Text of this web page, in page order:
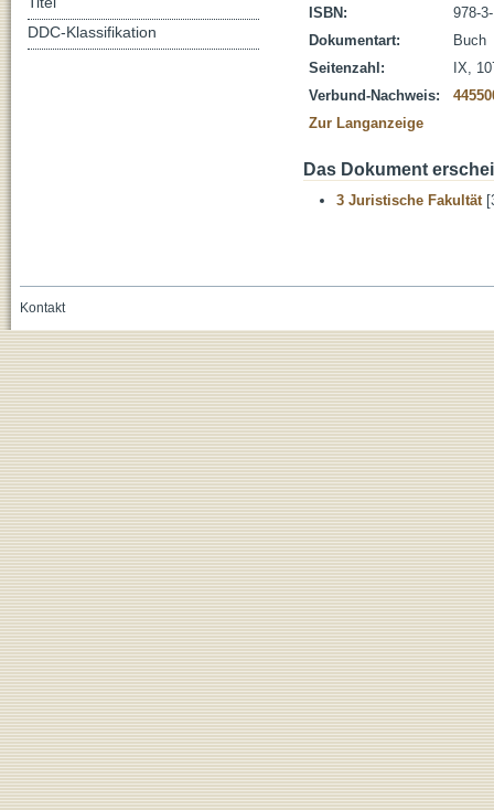
ISBN:
978-
Dokumentart:
Buch
Seitenzahl:
IX,
Verbund-Nachweis:
Zur Langanzeige
Das Dokument
3 Juristische Fakultät
DDC-Klassifikation
Kontakt